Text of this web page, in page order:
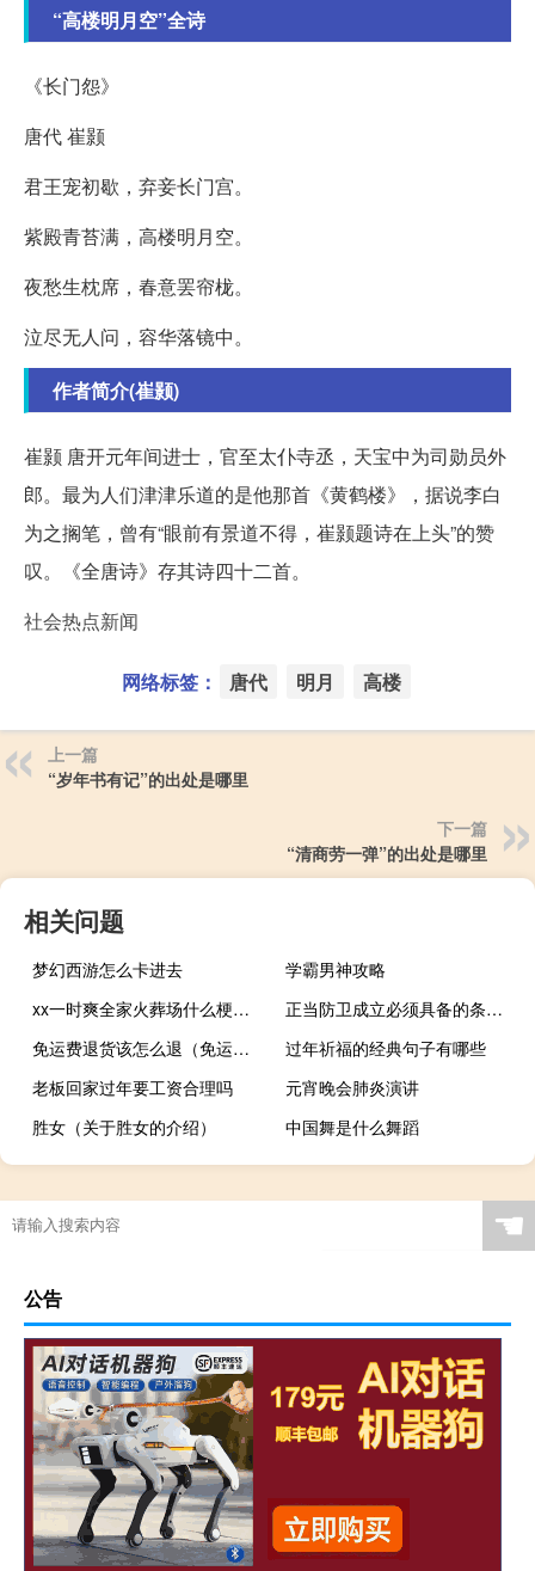
“高楼明月空”全诗
《长门怨》
唐代 崔颢
君王宠初歇，弃妾长门宫。
紫殿青苔满，高楼明月空。
夜愁生枕席，春意罢帘栊。
泣尽无人问，容华落镜中。
作者简介(崔颢)
崔颢 唐开元年间进士，官至太仆寺丞，天宝中为司勋员外
郎。最为人们津津乐道的是他那首《黄鹤楼》，据说李白
为之搁笔，曾有“眼前有景道不得，崔颢题诗在上头”的赞
叹。《全唐诗》存其诗四十二首。
社会热点新闻
网络标签： 唐代 明月 高楼
上一篇
“岁年书有记”的出处是哪里
下一篇
“清商劳一弹”的出处是哪里
相关问题
梦幻西游怎么卡进去
学霸男神攻略
xx一时爽全家火葬场什么梗？xx一时爽全家火葬场是什么意思什么梗
正当防卫成立必须具备的条件有哪些
免运费退货该怎么退（免运费）
过年祈福的经典句子有哪些
老板回家过年要工资合理吗
元宵晚会肺炎演讲
胜女（关于胜女的介绍）
中国舞是什么舞蹈
☚
公告